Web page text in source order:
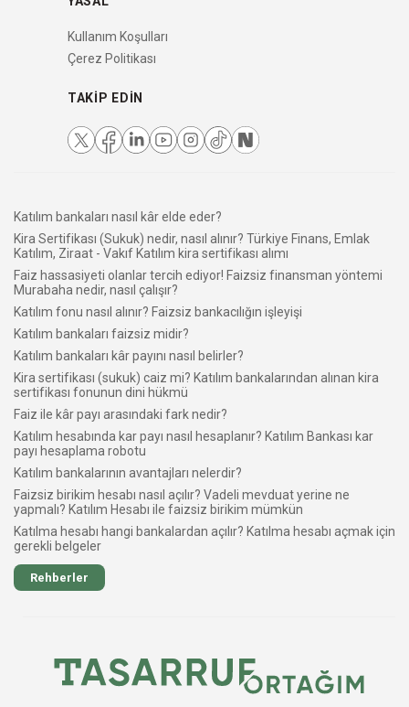
Kullanım Koşulları
Çerez Politikası
TAKIP EDIN
Katılım bankaları nasıl kâr elde eder?
Kira Sertifikası (Sukuk) nedir, nasıl alınır? Türkiye Finans, Emlak
Katılım, Ziraat - Vakıf Katılım kira sertifikası alımı
Faiz hassasiyeti olanlar tercih ediyor! Faizsiz finansman yöntemi
Murabaha nedir, nasıl çalışır?
Katılım fonu nasıl alınır? Faizsiz bankacılığın işleyişi
Katılım bankaları faizsiz midir?
Katılım bankaları kâr payını nasıl belirler?
Kira sertifikası (sukuk) caiz mi? Katılım bankalarından alınan kira
sertifikası fonunun dini hükmü
Faiz ile kâr payı arasındaki fark nedir?
Katılım hesabında kar payı nasıl hesaplanır? Katılım Bankası kar
payı hesaplama robotu
Katılım bankalarının avantajları nelerdir?
Faizsiz birikim hesabı nasıl açılır? Vadeli mevduat yerine ne
yapmalı? Katılım Hesabı ile faizsiz birikim mümkün
Katılma hesabı hangi bankalardan açılır? Katılma hesabı açmak için
gerekli belgeler
Rehberler